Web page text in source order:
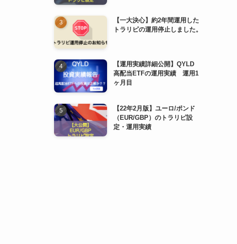
【一大決心】約2年間運用した
トラリピの運用停止しました。
【運用実績詳細公開】QYLD
高配当ETFの運用実績 運用1
ヶ月目
【22年2月版】ユーロ/ポンド
（EUR/GBP）のトラリピ設
定・運用実績